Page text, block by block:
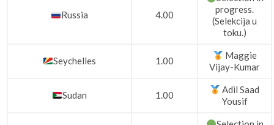
Russia 4.00
progress.
(Selekcija u
toku.)
Seychelles 1.00
Maggie
Vijay-Kumar
Sudan 1.00
Adil Saad
Yousif